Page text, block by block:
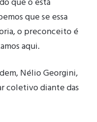
que se essa
o preconceito é
aqui.
Nélio Georgini,
coletivo diante das